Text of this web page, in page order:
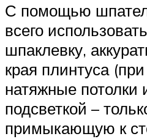
С помощью
всего
шпаклевку,
края плинтуса
натяжные потолки
подсветкой –
примыкающую к